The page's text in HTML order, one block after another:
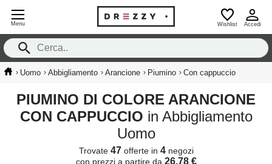
Menu Wishlist Accedi
› Uomo › Abbigliamento › Arancione › Piumino › Con cappuccio
PIUMINO DI COLORE ARANCIONE
CON CAPPUCCIO in Abbigliamento
Uomo
Trovate 47offerte in 4negozi
con prezzi a partire da 26,78 €